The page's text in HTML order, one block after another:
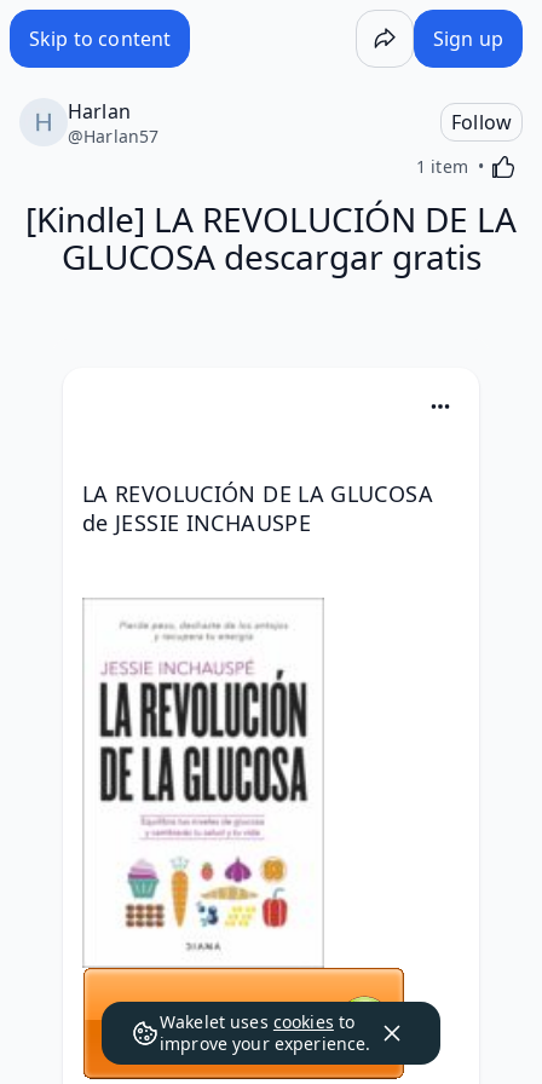
Skip to content Sign up
Harlan
@Harlan57
Follow
1 item
[Kindle] LA REVOLUCIÓN DE LA
GLUCOSA descargar gratis
LA REVOLUCIÓN DE LA GLUCOSA
de JESSIE INCHAUSPE
Wakelet uses cookies to
improve your experience.